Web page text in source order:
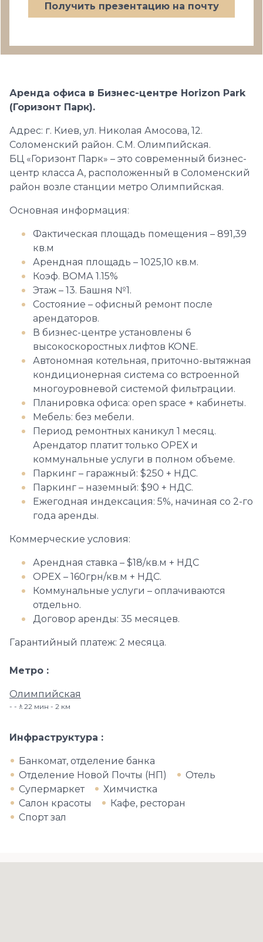
Получить презентацию на почту
Аренда офиса в Бизнес-центре Horizon Park
(Горизонт Парк).
Адрес: г. Киев, ул. Николая Амосова, 12.
Соломенский район. С.М. Олимпийская.
БЦ «Горизонт Парк» – это современный бизнес-
центр класса A, расположенный в Соломенский
район возле станции метро Олимпийская.
Основная информация:
Фактическая площадь помещения – 891,39
кв.м
Арендная площадь – 1025,10 кв.м.
Коэф. ВОМА 1.15%
Этаж – 13. Башня №1.
Состояние – офисный ремонт после
арендаторов.
В бизнес-центре установлены 6
высокоскоростных лифтов KONE.
Автономная котельная, приточно-вытяжная
кондиционерная система со встроенной
многоуровневой системой фильтрации.
Планировка офиса: оpen space + кабинеты.
Мебель: без мебели.
Период ремонтных каникул 1 месяц.
Арендатор платит только ОРЕХ и
коммунальные услуги в полном объеме.
Паркинг – гаражный: $250 + НДС.
Паркинг – наземный: $90 + НДС.
Ежегодная индексация: 5%, начиная со 2-го
года аренды.
Коммерческие условия:
Арендная ставка – $18/кв.м + НДС
OPEX – 160грн/кв.м + НДС.
Коммунальные услуги – оплачиваются
отдельно.
Договор аренды: 35 месяцев.
Гарантийный платеж: 2 месяца.
Метро
Олимпийская
-🚶22 мин - 2 км
Инфраструктура
Банкомат, отделение банка
Отделение Новой Почты (НП)
Отель
Супермаркет
Химчистка
Салон красоты
Кафе, ресторан
Спорт зал